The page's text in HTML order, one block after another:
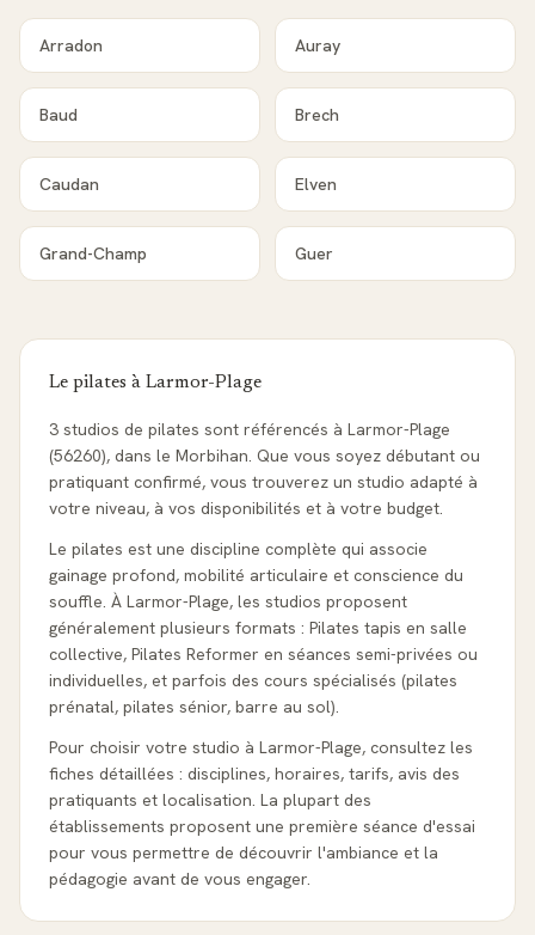
Arradon Auray
Baud Brech
Caudan Elven
Grand-Champ Guer
Le pilates à Larmor-Plage
3 studios de pilates sont référencés à Larmor-Plage
(56260), dans le Morbihan. Que vous soyez débutant ou
pratiquant confirmé, vous trouverez un studio adapté à
votre niveau, à vos disponibilités et à votre budget.
Le pilates est une discipline complète qui associe
gainage profond, mobilité articulaire et conscience du
souffle. À Larmor-Plage, les studios proposent
généralement plusieurs formats : Pilates tapis en salle
collective, Pilates Reformer en séances semi-privées ou
individuelles, et parfois des cours spécialisés (pilates
prénatal, pilates sénior, barre au sol).
Pour choisir votre studio à Larmor-Plage, consultez les
fiches détaillées : disciplines, horaires, tarifs, avis des
pratiquants et localisation. La plupart des
établissements proposent une première séance d'essai
pour vous permettre de découvrir l'ambiance et la
pédagogie avant de vous engager.